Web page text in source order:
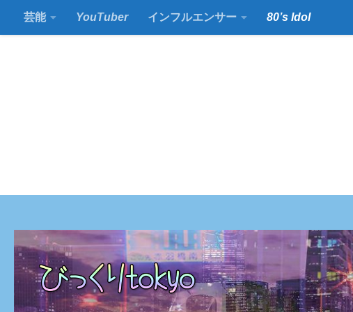
コンテンツの下
芸能 YouTuber インフルエンサー 80’s Idol